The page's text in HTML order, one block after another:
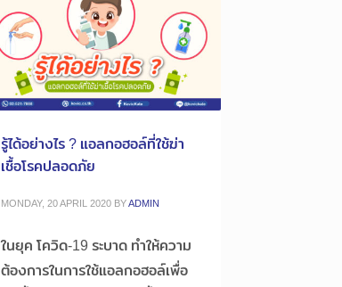
รู้ได้อย่างไร ? แอลกอฮอล์ที่ใช้ฆ่า
เชื้อโรคปลอดภัย
MONDAY, 20 APRIL 2020 BYADMIN
ในยุค โควิด-19 ระบาด ทำให้ความ
ต้องการในการใช้แอลกอฮอล์เพื่อ